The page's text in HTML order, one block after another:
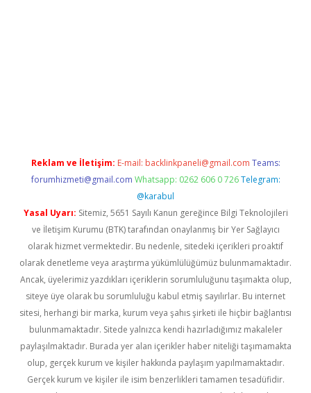
Reklam ve İletişim: E-mail: backlinkpaneli@gmail.com Teams:
forumhizmeti@gmail.com Whatsapp: 0262 606 0 726 Telegram:
@karabul
Yasal Uyarı: Sitemiz, 5651 Sayılı Kanun gereğince Bilgi Teknolojileri
ve İletişim Kurumu (BTK) tarafından onaylanmış bir Yer Sağlayıcı
olarak hizmet vermektedir. Bu nedenle, sitedeki içerikleri proaktif
olarak denetleme veya araştırma yükümlülüğümüz bulunmamaktadır.
Ancak, üyelerimiz yazdıkları içeriklerin sorumluluğunu taşımakta olup,
siteye üye olarak bu sorumluluğu kabul etmiş sayılırlar. Bu internet
sitesi, herhangi bir marka, kurum veya şahıs şirketi ile hiçbir bağlantısı
bulunmamaktadır. Sitede yalnızca kendi hazırladığımız makaleler
paylaşılmaktadır. Burada yer alan içerikler haber niteliği taşımamakta
olup, gerçek kurum ve kişiler hakkında paylaşım yapılmamaktadır.
Gerçek kurum ve kişiler ile isim benzerlikleri tamamen tesadüfidir.